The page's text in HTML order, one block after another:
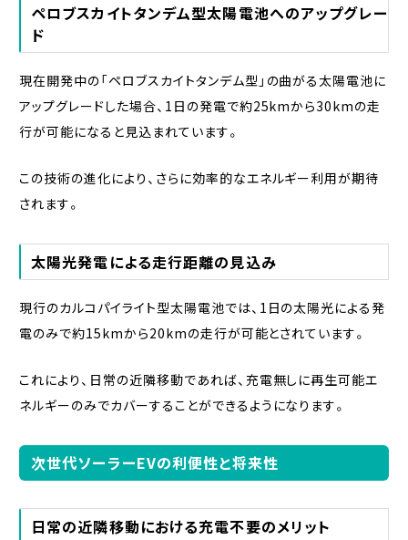
ペロブスカイトタンデム型太陽電池へのアップグレー
ド
現在開発中の「ペロブスカイトタンデム型」の曲がる太陽電池に
アップグレードした場合、1日の発電で約25kmから30kmの走
行が可能になると見込まれています。
この技術の進化により、さらに効率的なエネルギー利用が期待
されます。
太陽光発電による走行距離の見込み
現行のカルコパイライト型太陽電池では、1日の太陽光による発
電のみで約15kmから20kmの走行が可能とされています。
これにより、日常の近隣移動であれば、充電無しに再生可能エ
ネルギーのみでカバーすることができるようになります。
次世代ソーラーEVの利便性と将来性
日常の近隣移動における充電不要のメリット